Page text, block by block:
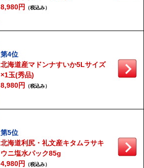
8,980円
（税込み）
第4位
北海道産マドンナすいか5Lサイズ
×1玉(秀品)
8,980円
（税込み）
第5位
北海道利尻・礼文産キタムラサキ
ウニ塩水パック85g
4,980円
（税込み）